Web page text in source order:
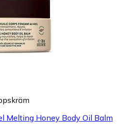
Melting Honey Body Oil Balm